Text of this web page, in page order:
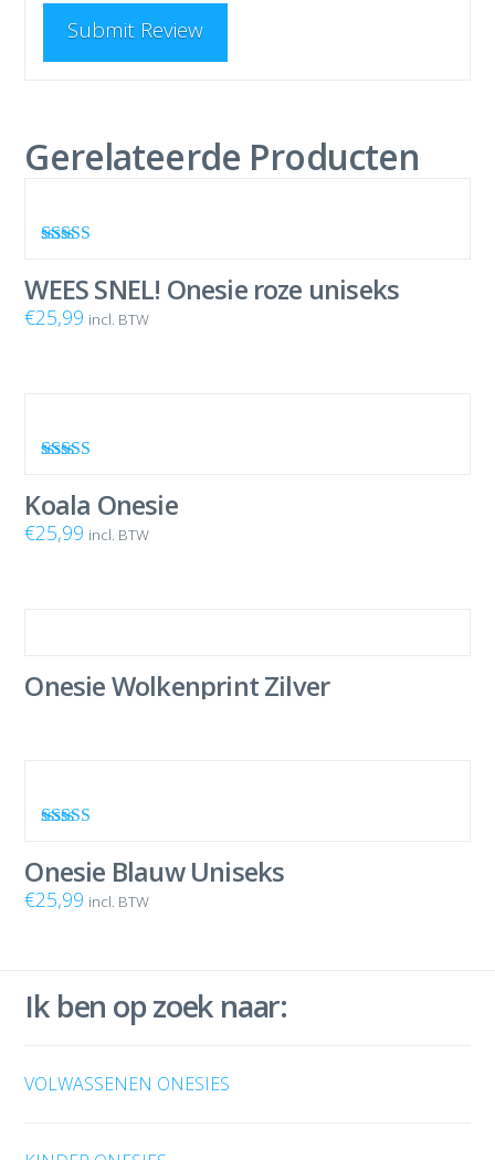
Gerelateerde Producten
5.00uit 5
WEES SNEL! Onesie roze uniseks
€25,99 incl. BTW
4.80uit 5
Koala Onesie
€25,99 incl. BTW
Onesie Wolkenprint Zilver
uit 5
Onesie Blauw Uniseks
€25,99 incl. BTW
Ik ben op zoek naar:
VOLWASSENEN ONESIES